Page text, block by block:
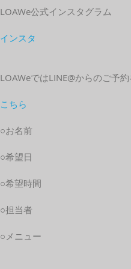
LOAWe公式インスタグラム
インスタ
LOAWeではLINE@からのご予
こちら
○お名前
○希望日
○希望時間
○担当者
○メニュー